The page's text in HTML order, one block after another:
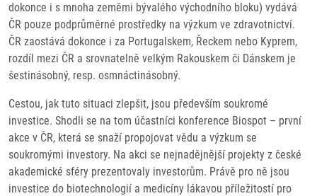
dokonce i s mnoha zeměmi bývalého východního bloku) vydává
ČR pouze podprůměrné prostředky na výzkum ve zdravotnictví.
ČR zaostává dokonce i za Portugalskem, Řeckem nebo Kyprem,
rozdíl mezi ČR a srovnatelně velkým Rakouskem či Dánskem je
šestinásobný, resp. osmnáctinásobný.
Cestou, jak tuto situaci zlepšit, jsou především soukromé
investice. Shodli se na tom účastníci konference Biospot – první
akce v ČR, která se snaží propojovat vědu a výzkum se
soukromými investory. Na akci se nejnadějnější projekty z české
akademické sféry prezentovaly investorům. Právě pro ně jsou
investice do biotechnologií a medicíny lákavou příležitostí pro